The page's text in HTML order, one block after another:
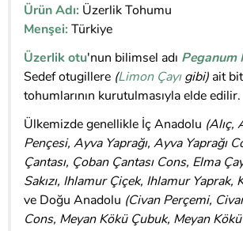
Ürün Adı: Üzerlik Tohumu
Menşei: Türkiye
Üzerlik otu'nun bilimsel adı Peganum
Sedef otugillere (Limon Çayıgibi) ait
tohumlarının kurutulmasıyla elde edilir.
Ülkemizde genellikle İç Anadolu (Alıç,
Pençesi, Ayva Yaprağı, Ayva Yaprağı
Çantası, Çoban Çantası Cons, Elma
Sakızı, Ihlamur Çiçek, Ihlamur Yaprak,
ve Doğu Anadolu (Civan Perçemi,
Cons, Meyan Kökü Çubuk, Meyan Kökü